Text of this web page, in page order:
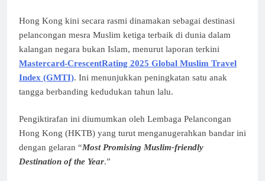
Hong Kong kini secara rasmi dinamakan sebagai destinasi
pelancongan mesra Muslim ketiga terbaik di dunia dalam
kalangan negara bukan Islam, menurut laporan terkini
Mastercard-CrescentRating 2025 Global Muslim Travel
Index (GMTI). Ini menunjukkan peningkatan satu anak
tangga berbanding kedudukan tahun lalu.
Pengiktirafan ini diumumkan oleh Lembaga Pelancongan
Hong Kong (HKTB) yang turut menganugerahkan bandar ini
dengan gelaran “Most Promising Muslim-friendly
Destination of the Year.”